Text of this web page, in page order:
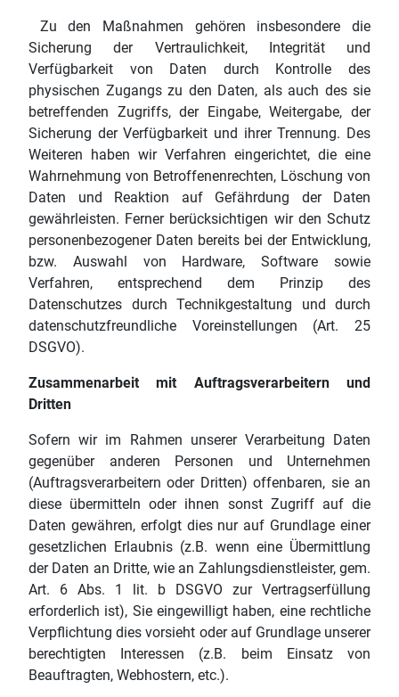
Zu den Maßnahmen gehören insbesondere die
Sicherung der Vertraulichkeit, Integrität und
Verfügbarkeit von Daten durch Kontrolle des
physischen Zugangs zu den Daten, als auch des sie
betreffenden Zugriffs, der Eingabe, Weitergabe, der
Sicherung der Verfügbarkeit und ihrer Trennung. Des
Weiteren haben wir Verfahren eingerichtet, die eine
Wahrnehmung von Betroffenenrechten, Löschung von
Daten und Reaktion auf Gefährdung der Daten
gewährleisten. Ferner berücksichtigen wir den Schutz
personenbezogener Daten bereits bei der Entwicklung,
bzw. Auswahl von Hardware, Software sowie
Verfahren, entsprechend dem Prinzip des
Datenschutzes durch Technikgestaltung und durch
datenschutzfreundliche Voreinstellungen (Art. 25
DSGVO).
Zusammenarbeit mit Auftragsverarbeitern und
Dritten
Sofern wir im Rahmen unserer Verarbeitung Daten
gegenüber anderen Personen und Unternehmen
(Auftragsverarbeitern oder Dritten) offenbaren, sie an
diese übermitteln oder ihnen sonst Zugriff auf die
Daten gewähren, erfolgt dies nur auf Grundlage einer
gesetzlichen Erlaubnis (z.B. wenn eine Übermittlung
der Daten an Dritte, wie an Zahlungsdienstleister, gem.
Art. 6 Abs. 1 lit. b DSGVO zur Vertragserfüllung
erforderlich ist), Sie eingewilligt haben, eine rechtliche
Verpflichtung dies vorsieht oder auf Grundlage unserer
berechtigten Interessen (z.B. beim Einsatz von
Beauftragten, Webhostern, etc.).